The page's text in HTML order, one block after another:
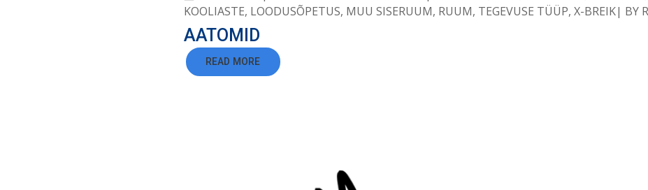
KOOLIASTE, LOODUSÕPETUS, MUU SISERUUM, RUUM, TEGEVUSE TÜÜP, X-BREIK BY
AATOMID
READ MORE